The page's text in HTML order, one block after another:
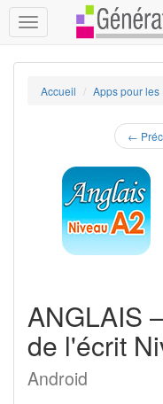
Toggle
navigation
Accueil Apps pour les
←
ANGLAIS
de l'écrit
Android